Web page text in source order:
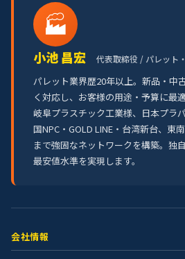
🏭
小池 昌宏 代表取締役 / パレット
パレット業界歴20年以上。新品・中
く対応し、お客様の用途・予算に最
岐阜プラスチック工業様、日本プラ
国NPC・GOLD LINE・台湾新台、東
まで強固なネットワークを構築。独
最安値水準を実現します。
会社情報